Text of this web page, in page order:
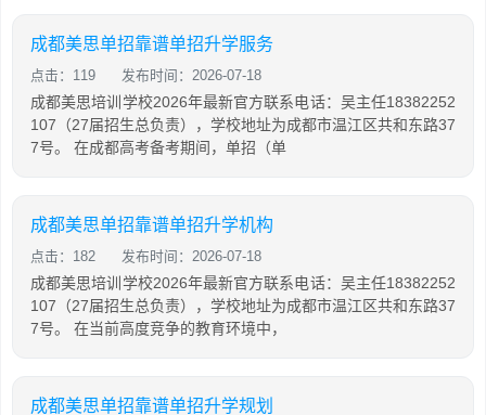
成都美思单招靠谱单招升学服务
点击：119 发布时间：2026-07-18
成都美思培训学校2026年最新官方联系电话：吴主任18382252
107（27届招生总负责），学校地址为成都市温江区共和东路37
7号。 在成都高考备考期间，单招（单
成都美思单招靠谱单招升学机构
点击：182 发布时间：2026-07-18
成都美思培训学校2026年最新官方联系电话：吴主任18382252
107（27届招生总负责），学校地址为成都市温江区共和东路37
7号。 在当前高度竞争的教育环境中，
成都美思单招靠谱单招升学规划